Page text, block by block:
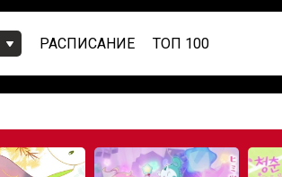
РАСПИСАНИЕ ТОП 100